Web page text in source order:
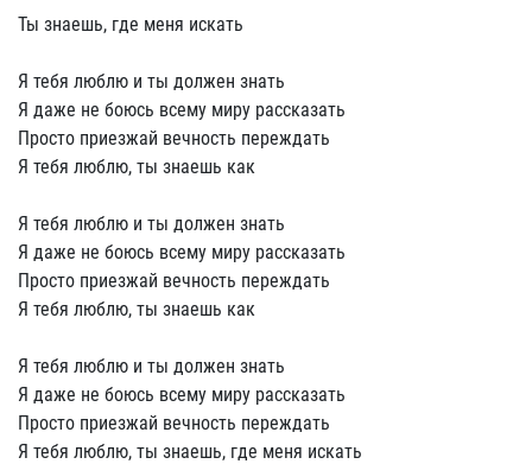
Ты знаешь, где меня искать
Я тебя люблю и ты должен знать
Я даже не боюсь всему миру рассказать
Просто приезжай вечность переждать
Я тебя люблю, ты знаешь как
Я тебя люблю и ты должен знать
Я даже не боюсь всему миру рассказать
Просто приезжай вечность переждать
Я тебя люблю, ты знаешь как
Я тебя люблю и ты должен знать
Я даже не боюсь всему миру рассказать
Просто приезжай вечность переждать
Я тебя люблю, ты знаешь, где меня искать